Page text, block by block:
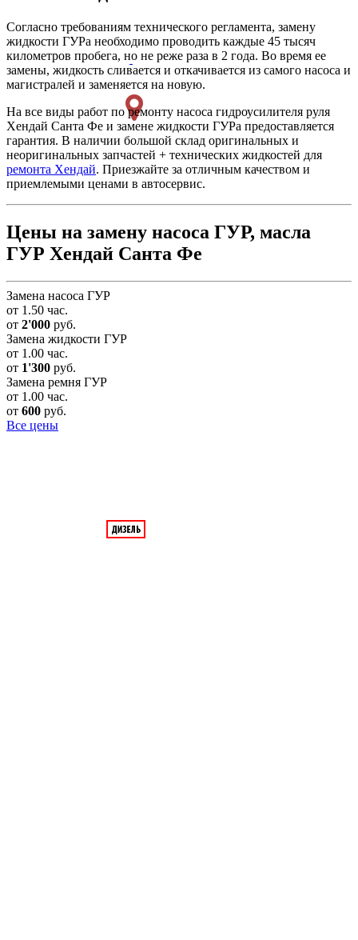
Согласно требованиям технического регламента, замену
жидкости ГУРа необходимо проводить каждые 45 тысяч
километров пробега, но не реже раза в 2 года. Во время ее
замены, жидкость сливается и откачивается из самого насоса и
магистралей и заменяется на новую.
На все виды работ по ремонту насоса гидроусилителя руля
Хендай Санта Фе и замене жидкости ГУРа предоставляется
гарантия. В наличии большой склад оригинальных и
неоригинальных запчастей + технических жидкостей для
ремонта Хендай. Приезжайте за отличным качеством и
приемлемыми ценами в автосервис.
Цены на замену насоса ГУР, масла
ГУР Хендай Санта Фе
Замена насоса ГУР
от 1.50 час.
от 2'000 руб.
Замена жидкости ГУР
от 1.00 час.
от 1'300 руб.
Замена ремня ГУР
от 1.00 час.
от 600 руб.
Все цены